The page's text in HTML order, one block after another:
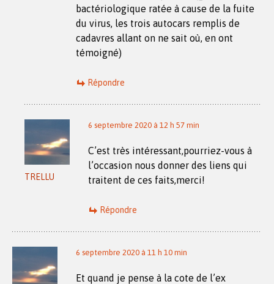
bactériologique ratée à cause de la fuite
du virus, les trois autocars remplis de
cadavres allant on ne sait où, en ont
témoigné)
Répondre
TRELLU
6 septembre 2020 à 12 h 57 min
C’est très intéressant,pourriez-vous à
l’occasion nous donner des liens qui
traitent de ces faits,merci!
Répondre
6 septembre 2020 à 11 h 10 min
Et quand je pense à la cote de l’ex